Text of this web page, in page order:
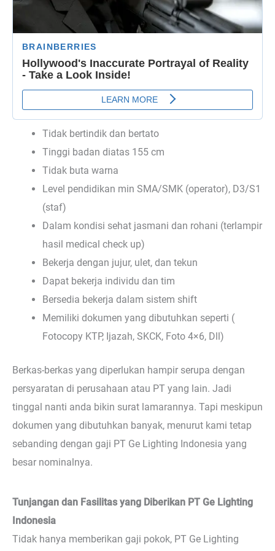
Tidak bertindik dan bertato
Tinggi badan diatas 155 cm
Tidak buta warna
Level pendidikan min SMA/SMK (operator), D3/S1
(staf)
Dalam kondisi sehat jasmani dan rohani (terlampir
hasil medical check up)
Bekerja dengan jujur, ulet, dan tekun
Dapat bekerja individu dan tim
Bersedia bekerja dalam sistem shift
Memiliki dokumen yang dibutuhkan seperti (
Fotocopy KTP, Ijazah, SKCK, Foto 4×6, Dll)
Berkas-berkas yang diperlukan hampir serupa dengan
persyaratan di perusahaan atau PT yang lain. Jadi
tinggal nanti anda bikin surat lamarannya. Tapi meskipun
dokumen yang dibutuhkan banyak, menurut kami tetap
sebanding dengan gaji PT Ge Lighting Indonesia yang
besar nominalnya.
Tunjangan dan Fasilitas yang Diberikan PT Ge Lighting
Indonesia
Tidak hanya memberikan gaji pokok, PT Ge Lighting